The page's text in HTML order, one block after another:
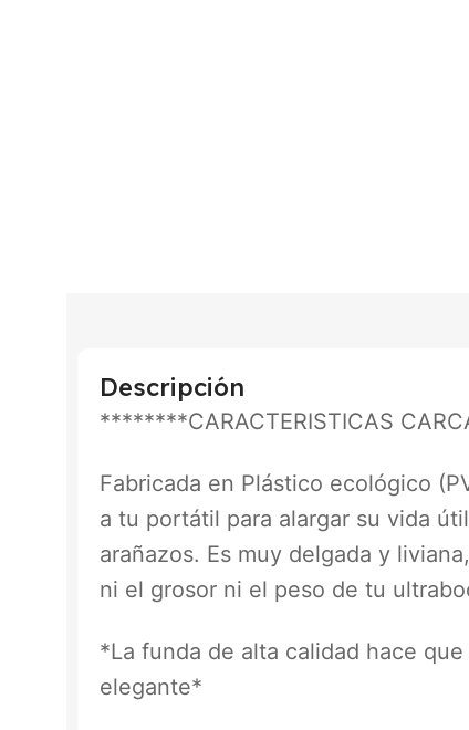
Descripción
********CARACTERISTICAS
Fabricada en Plástico ecológico
a tu portátil para alargar su vida
arañazos. Es muy delgada y
ni el grosor ni el peso de tu
*La funda de alta calidad hace
elegante*